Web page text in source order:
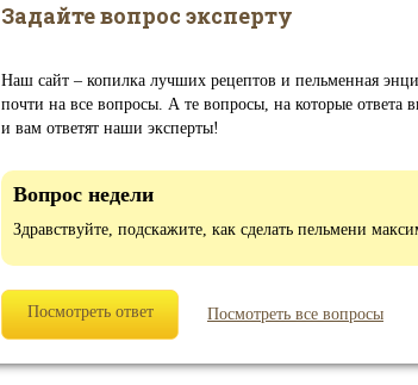
Задайте вопрос эксперту
Наш сайт – копилка лучших рецептов и пельменная
почти на все вопросы. А те вопросы, на которые ответа
и вам ответят наши эксперты!
Вопрос недели
Здравствуйте, подскажите, как сделать пельмени
Посмотреть ответ Посмотреть все вопросы